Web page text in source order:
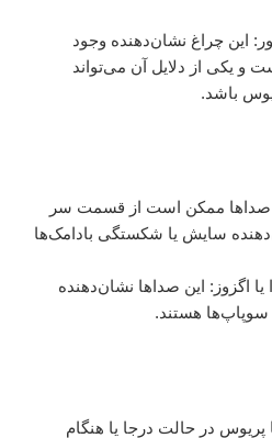
این چراغ نشان‌دهنده وجود
یکی از دلایل آن می‌تواند
باشد.
صداها ممکن است از قسمت سر
سایش یا شکستگی بادامک‌ها
یا اگزوز: این صداها نشان‌دهنده
هستند.
پریوس در حالت درجا یا هنگام